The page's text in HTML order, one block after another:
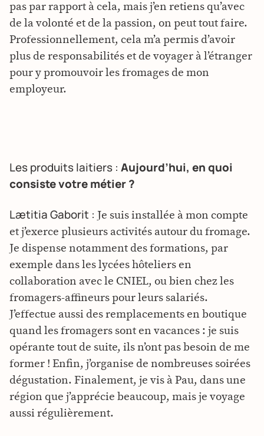
pas par rapport à cela, mais j’en retiens qu’avec
de la volonté et de la passion, on peut tout faire.
Professionnellement, cela m’a permis d’avoir
plus de responsabilités et de voyager à l’étranger
pour y promouvoir les fromages de mon
employeur.
Les produits laitiers : Aujourd’hui, en quoi
consiste votre métier ?
Lætitia Gaborit : Je suis installée à mon compte
et j’exerce plusieurs activités autour du fromage.
Je dispense notamment des formations, par
exemple dans les lycées hôteliers en
collaboration avec le CNIEL, ou bien chez les
fromagers-affineurs pour leurs salariés.
J’effectue aussi des remplacements en boutique
quand les fromagers sont en vacances : je suis
opérante tout de suite, ils n’ont pas besoin de me
former ! Enfin, j’organise de nombreuses soirées
dégustation. Finalement, je vis à Pau, dans une
région que j’apprécie beaucoup, mais je voyage
aussi régulièrement.